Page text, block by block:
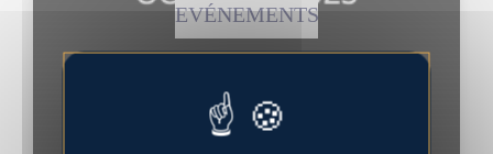
EVÉNEMENTS